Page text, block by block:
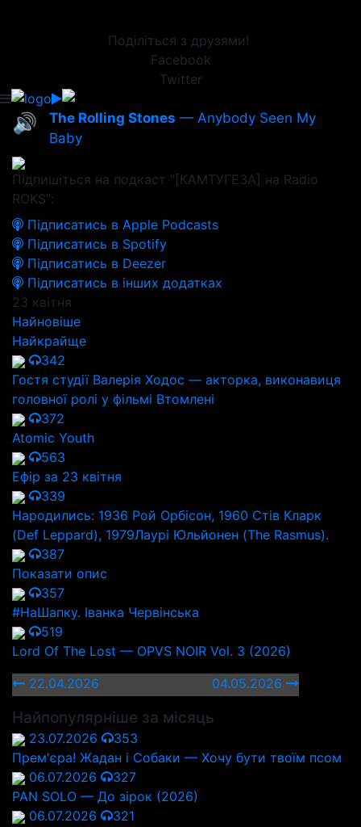
Поділіться з друзями!
Facebook
Twitter
🔊 The Rolling Stones — Anybody Seen My
Baby
Підпишіться на подкаст "[КАМТУГЕЗА] на Radio
ROKS":
Підписатись в Apple Podcasts
Підписатись в Spotify
Підписатись в Deezer
Підписатись в інших додатках
23 квітня
Найновіше
Найкрайще
342
Гостя студії Валерія Ходос — акторка, виконавиця
головної ролі у фільмі Втомлені
372
Atomic Youth
563
Ефір за 23 квітня
339
Народились: 1936 Рой Орбісон, 1960 Стів Кларк
(Def Leppard), 1979Лаурі Юльйонен (The Rasmus).
387
Показати опис
357
#НаШапку. Іванка Червінська
519
Lord Of The Lost — OPVS NOIR Vol. 3 (2026)
22.04.2026
04.05.2026
Найпопулярніше за місяць
23.07.2026
353
Прем'єра! Жадан і Собаки — Хочу бути твоїм псом
06.07.2026
327
PAN SOLO — До зірок (2026)
06.07.2026
321